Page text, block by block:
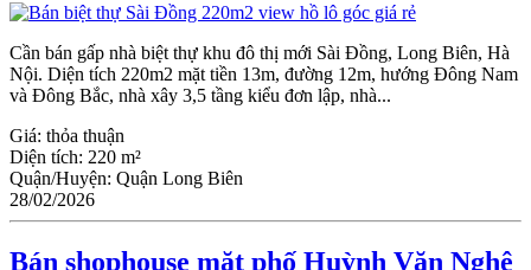
Cần bán gấp nhà biệt thự khu đô thị mới Sài Đồng, Long Biên, Hà
Nội. Diện tích 220m2 mặt tiền 13m, đường 12m, hướng Đông Nam
và Đông Bắc, nhà xây 3,5 tầng kiểu đơn lập, nhà...
Giá: thỏa thuận
Diện tích: 220 m²
Quận/Huyện: Quận Long Biên
28/02/2026
Bán shophouse mặt phố Huỳnh Văn Nghệ